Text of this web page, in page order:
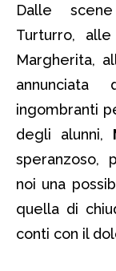
Dalle
Turturro,
Margherita,
annunciata
ingombranti
degli alunni,
speranzoso,
noi una
quella di
conti con il